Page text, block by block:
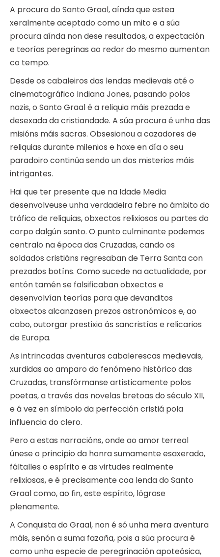
A procura do Santo Graal, aínda que estea
xeralmente aceptado como un mito e a súa
procura aínda non dese resultados, a expectación
e teorías peregrinas ao redor do mesmo aumentan
co tempo.
Desde os cabaleiros das lendas medievais até o
cinematográfico Indiana Jones, pasando polos
nazis, o Santo Graal é a reliquia máis prezada e
desexada da cristiandade. A súa procura é unha das
misións máis sacras. Obsesionou a cazadores de
reliquias durante milenios e hoxe en día o seu
paradoiro continúa sendo un dos misterios máis
intrigantes.
Hai que ter presente que na Idade Media
desenvolveuse unha verdadeira febre no ámbito do
tráfico de reliquias, obxectos relixiosos ou partes do
corpo dalgún santo. O punto culminante podemos
centralo na época das Cruzadas, cando os
soldados cristiáns regresaban de Terra Santa con
prezados botíns. Como sucede na actualidade, por
entón tamén se falsificaban obxectos e
desenvolvían teorías para que devanditos
obxectos alcanzasen prezos astronómicos e, ao
cabo, outorgar prestixio ás sancristías e relicarios
de Europa.
As intrincadas aventuras cabalerescas medievais,
xurdidas ao amparo do fenómeno histórico das
Cruzadas, transfórmanse artisticamente polos
poetas, a través das novelas bretoas do século XII,
e á vez en símbolo da perfección cristiá pola
influencia do clero.
Pero a estas narracións, onde ao amor terreal
únese o principio da honra sumamente esaxerado,
fáltalles o espírito e as virtudes realmente
relixiosas, e é precisamente coa lenda do Santo
Graal como, ao fin, este espírito, lógrase
plenamente.
A Conquista do Graal, non é só unha mera aventura
máis, senón a suma fazaña, pois a súa procura é
como unha especie de peregrinación apoteósica,